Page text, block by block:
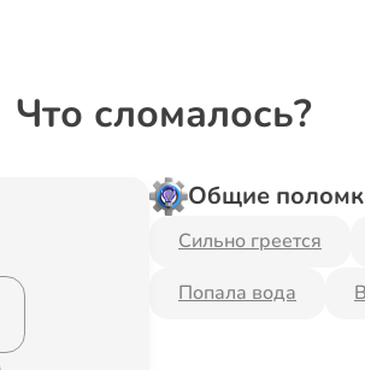
Что сломалось?
Общие
Сильно греется
Попала вода